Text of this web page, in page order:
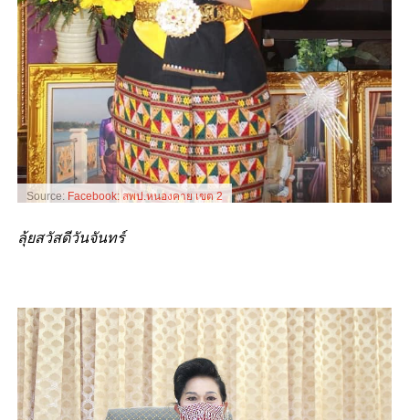
Source: Facebook: สพป.หนองคาย เขต 2
ลุ้ยสวัสดีวันจันทร์